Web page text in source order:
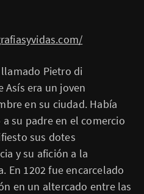
Pietro di
Asís era un joven
en su ciudad. Había
su padre en el comercio
sus dotes
y su afición a la
En 1202 fue encarcelado
en un altercado entre las